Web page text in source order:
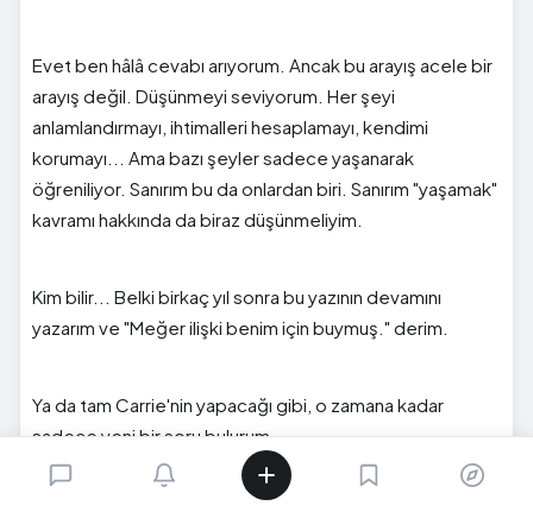
Evet ben hâlâ cevabı arıyorum. Ancak bu arayış acele bir
arayış değil. Düşünmeyi seviyorum. Her şeyi
anlamlandırmayı, ihtimalleri hesaplamayı, kendimi
korumayı... Ama bazı şeyler sadece yaşanarak
öğreniliyor. Sanırım bu da onlardan biri. Sanırım "yaşamak"
kavramı hakkında da biraz düşünmeliyim.
Kim bilir... Belki birkaç yıl sonra bu yazının devamını
yazarım ve "Meğer ilişki benim için buymuş." derim.
Ya da tam Carrie'nin yapacağı gibi, o zamana kadar
sadece yeni bir soru bulurum.